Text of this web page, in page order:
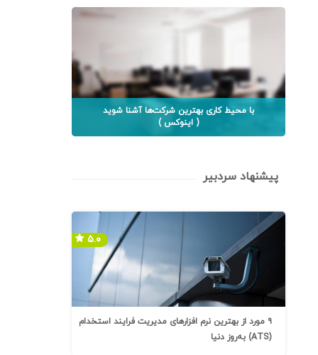
با محیط کاری بهترین شرکت‌ها آشنا شوید
( اینوکس )
پیشنهاد سردبیر
۹ مورد از بهترین نرم افزارهای مدیریت فرایند استخدام
(ATS) به‌روز دنیا
۵.۰